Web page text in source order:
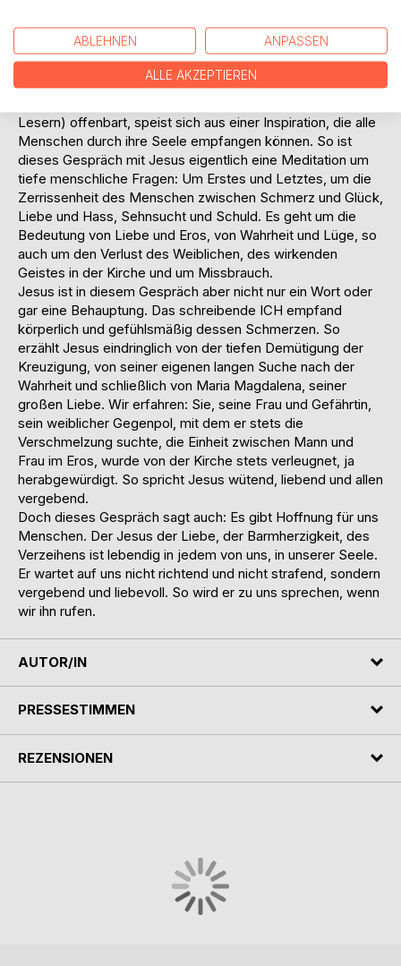
als Jesus Christus vorstellt.
Ist es tatsächlich der biblische Jesus, der hier zu uns
spricht?
Schnell wird deutlich, dass es darum im Grunde nicht geht.
Lesern) offenbart, speist sich aus einer Inspiration, die alle
Menschen durch ihre Seele empfangen können. So ist
dieses Gespräch mit Jesus eigentlich eine Meditation um
tiefe menschliche Fragen: Um Erstes und Letztes, um die
Zerrissenheit des Menschen zwischen Schmerz und Glück,
Liebe und Hass, Sehnsucht und Schuld. Es geht um die
Bedeutung von Liebe und Eros, von Wahrheit und Lüge, so
auch um den Verlust des Weiblichen, des wirkenden
Geistes in der Kirche und um Missbrauch.
Jesus ist in diesem Gespräch aber nicht nur ein Wort oder
gar eine Behauptung. Das schreibende ICH empfand
körperlich und gefühlsmäßig dessen Schmerzen. So
erzählt Jesus eindringlich von der tiefen Demütigung der
Kreuzigung, von seiner eigenen langen Suche nach der
Wahrheit und schließlich von Maria Magdalena, seiner
großen Liebe. Wir erfahren: Sie, seine Frau und Gefährtin,
sein weiblicher Gegenpol, mit dem er stets die
Verschmelzung suchte, die Einheit zwischen Mann und
Frau im Eros, wurde von der Kirche stets verleugnet, ja
herabgewürdigt. So spricht Jesus wütend, liebend und allen
vergebend.
Doch dieses Gespräch sagt auch: Es gibt Hoffnung für uns
Menschen. Der Jesus der Liebe, der Barmherzigkeit, des
Verzeihens ist lebendig in jedem von uns, in unserer Seele.
Er wartet auf uns nicht richtend und nicht strafend, sondern
vergebend und liebevoll. So wird er zu uns sprechen, wenn
wir ihn rufen.
AUTOR/IN
PRESSESTIMMEN
REZENSIONEN
ABLEHNEN ANPASSEN
ALLE AKZEPTIEREN